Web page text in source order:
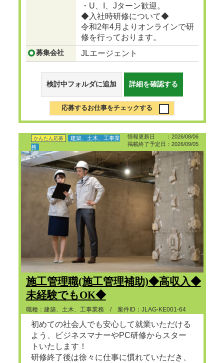
・U、I、Jターン歓迎。
◆入社時研修について◆
令和2年4月よりオンラインで研
修を行っております。
募集会社 JLエージェント
検討中フォルダに追加 詳細を確認する
応募するお仕事をチェックする
情報更新日 ：2026/08/06
掲載終了予定日：2026/09/05
かんたん応募
建築、土木、工事業
務
施工管理職(施工管理補助)◆高収入◆
未経験でもOK◆
職種：建築、土木、工事業務 / 案件ID：JLAG-KE001-64
初めての社会人でも安心して就業いただける
よう、ビジネスマナーやPC研修からスター
トいたします！
研修終了後は徐々に仕事に慣れていただき、